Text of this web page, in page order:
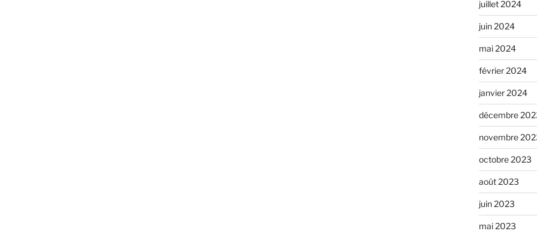
juillet 2024
juin 2024
mai 2024
février 2024
janvier 2024
décembre
novembre
octobre 2023
août 2023
juin 2023
mai 2023